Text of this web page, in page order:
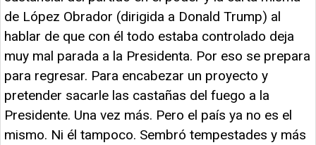
de López Obrador (dirigida a Donald Trump) al
hablar de que con él todo estaba controlado deja
muy mal parada a la Presidenta. Por eso se prepara
para regresar. Para encabezar un proyecto y
pretender sacarle las castañas del fuego a la
Presidente. Una vez más. Pero el país ya no es el
mismo. Ni él tampoco. Sembró tempestades y más